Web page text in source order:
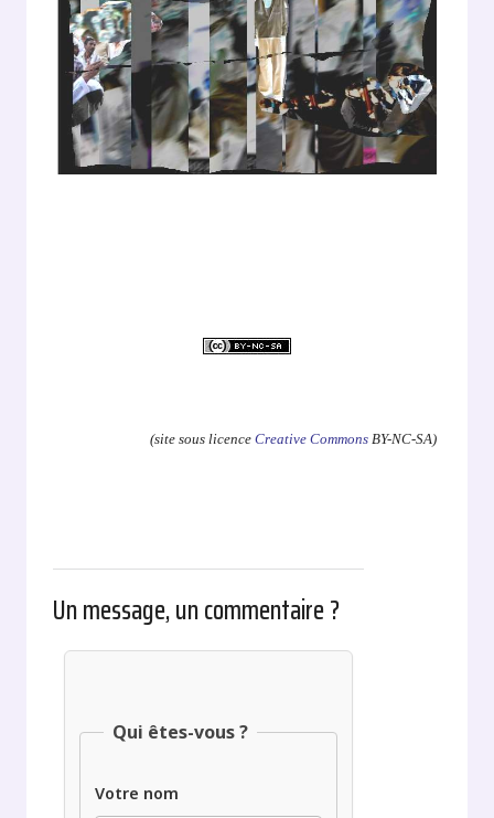
(site sous licence Creative CommonsBY-NC-SA)
Un message, un commentaire ?
Qui êtes-vous ?
Votre nom